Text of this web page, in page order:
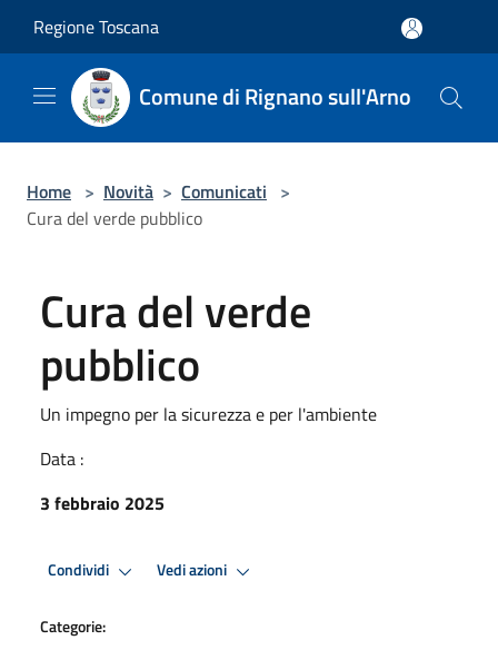
Regione Toscana
Comune di Rignano sull'Arno
Home > Novità > Comunicati >
Cura del verde pubblico
Cura del verde
pubblico
Un impegno per la sicurezza e per l'ambiente
Data :
3 febbraio 2025
Condividi Vedi azioni
Categorie: